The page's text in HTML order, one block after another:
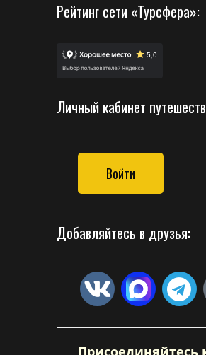
Рейтинг сети «Турсфера»:
Личный кабинет
Войти
Добавляйтесь в друзья: